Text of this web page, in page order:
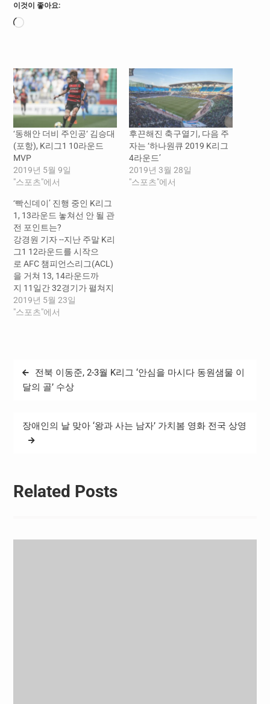
이것이 좋아요:
로
‘동해안 더비 주인공‘ 김승대
(포항), K리그1 10라운드
MVP
2019년 5월 9일
"스포츠"에서
후끈해진 축구열기, 다음 주
자는 ‘하나원큐 2019 K리그
4라운드’
2019년 3월 28일
"스포츠"에서
‘빡신데이’ 진행 중인 K리그
1, 13라운드 놓쳐선 안 될 관
전 포인트는?
강경원 기자 --지난 주말 K리
그1 12라운드를 시작으
로 AFC 챔피언스리그(ACL)
을 거쳐 13, 14라운드까
지 11일간 32경기가 펼쳐지
는 올 시즌 두 번째 ‘빡신데
이’가 이번 주말 13라운드를
울에 복수를 다짐한 파죽지
세의 포항, ACL 여정을 마친
들 13라운드 주요 관전 포인
트를 알아본다. □ 인천 : 상
주 (24일 금요일 20:00 인천
2019년 5월 23일
"스포츠"에서
글
탐
전북 이동준, 2-3월 K리그 ‘안심을 마시다 동원샘물 이
달의 골’ 수상
장애인의 날 맞아 ‘왕과 사는 남자’ 가치봄 영화 전국 상영
Related Posts